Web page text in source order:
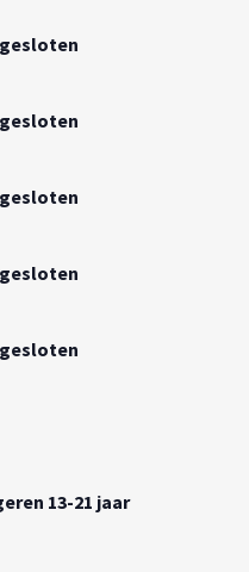
gesloten
gesloten
gesloten
gesloten
gesloten
13-21 jaar